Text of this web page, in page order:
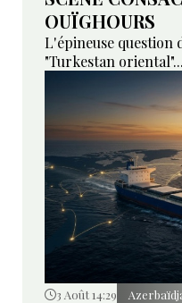
OUÏGHOURS
L'épineuse question
"Turkestan oriental"...
3 Août 14:29